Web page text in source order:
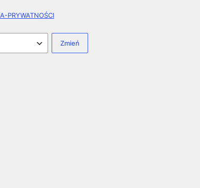
PRYWATNOŚCI